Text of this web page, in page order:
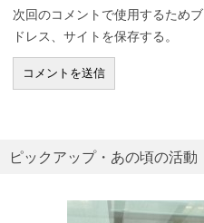
次回のコメントで使用するため
ドレス、サイトを保存する。
ピックアップ・あの頃の活動